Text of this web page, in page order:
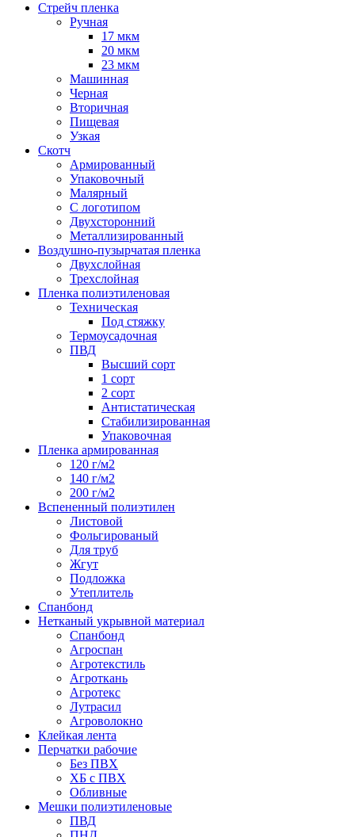
Стрейч пленка
Ручная
17 мкм
20 мкм
23 мкм
Машинная
Черная
Вторичная
Пищевая
Узкая
Скотч
Армированный
Упаковочный
Малярный
С логотипом
Двухсторонний
Металлизированный
Воздушно-пузырчатая пленка
Двухслойная
Трехслойная
Пленка полиэтиленовая
Техническая
Под стяжку
Термоусадочная
ПВД
Высший сорт
1 сорт
2 сорт
Антистатическая
Стабилизированная
Упаковочная
Пленка армированная
120 г/м2
140 г/м2
200 г/м2
Вспененный полиэтилен
Листовой
Фольгированый
Для труб
Жгут
Подложка
Утеплитель
Спанбонд
Нетканый укрывной материал
Спанбонд
Агроспан
Агротекстиль
Агроткань
Агротекс
Лутрасил
Агроволокно
Клейкая лента
Перчатки рабочие
Без ПВХ
ХБ с ПВХ
Обливные
Мешки полиэтиленовые
ПВД